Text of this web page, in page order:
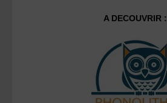
A DECOUVRIR :